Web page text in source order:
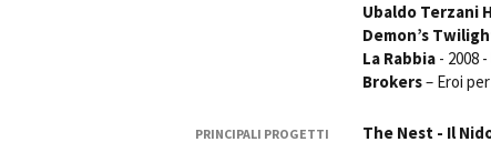
Ubaldo Terzani
Demon’s
La Rabbia- 2008
Brokers– Eroi
PRINCIPALI PROGETTI
The Nest - Il